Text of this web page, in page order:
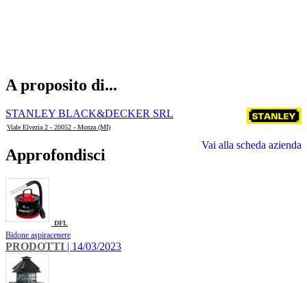
A proposito di...
STANLEY BLACK&DECKER SRL
Viale Elvezia 2 - 20052 - Monza (MI)
Vai alla scheda azienda
Approfondisci
DFL
Bidone aspiracenere
PRODOTTI | 14/03/2023